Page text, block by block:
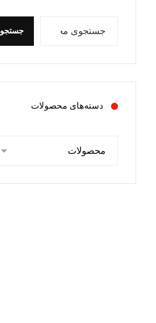
جستجو
دسته‌های محصولات